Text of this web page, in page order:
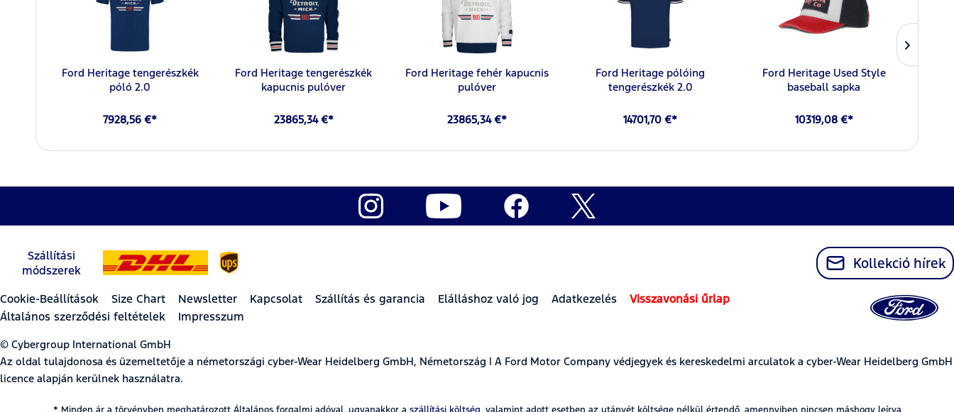
Ford Heritage tengerészkék
póló 2.0
7928,56 €*
Ford Heritage tengerészkék
kapucnis pulóver
23865,34 €*
Ford Heritage fehér kapucnis
pulóver
23865,34 €*
Ford Heritage pólóing
tengerészkék 2.0
14701,70 €*
Ford Heritage Used Style
baseball sapka
10319,08 €*
Szállítási
módszerek
Kollekció hírek
Cookie-Beállítások Size Chart Newsletter Kapcsolat Szállítás és garancia Elálláshoz való jog Adatkezelés
Visszavonási űrlap
Általános szerződési feltételek
Impresszum
© Cybergroup International GmbH
Az oldal tulajdonosa és üzemeltetője a németországi cyber-Wear Heidelberg GmbH, Németország | A Ford Motor Company védjegyek és kereskedelmi arculatok a cyber-Wear Heidelberg GmbH
licence alapján kerülnek használatra.
* Minden ár a törvényben meghatározott Általános forgalmi adóval, ugyanakkor a szállítási költség, valamint adott esetben az utánvét költsége nélkül értendő, amennyiben nincsen máshogy leírva